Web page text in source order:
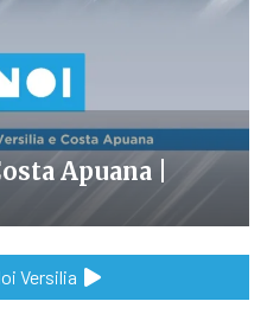
Apuana |
Versilia